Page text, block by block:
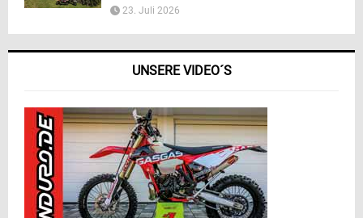
23. Juli 2026
UNSERE VIDEO´S